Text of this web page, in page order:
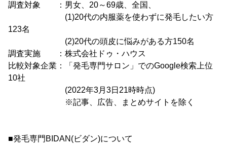
調査対象 ：男女、20～69歳、全国、
(1)20代の内服薬を使わずに発毛したい方
123名
(2)20代の頭皮に悩みがある方150名
調査実施 ：株式会社ドゥ・ハウス
比較対象企業：「発毛専門サロン」でのGoogle検索上位
10社
(2022年3月3日21時時点)
※記事、広告、まとめサイトを除く
■発毛専門BIDAN(ビダン)について